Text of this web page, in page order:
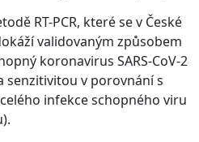
RT-PCR, které se v České
validovaným způsobem
koronavirus SARS-CoV-2
senzitivitou v porovnání s
infekce schopného viru